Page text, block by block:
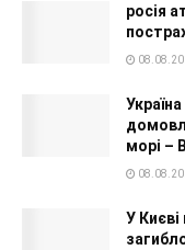
росія
морі –
У Києві